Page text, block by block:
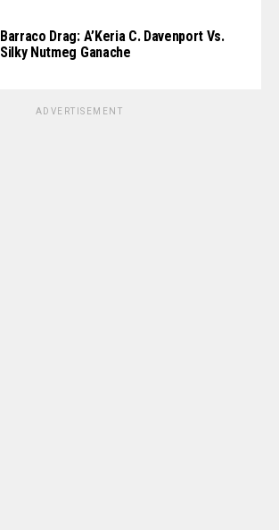
Barraco Drag: A’Keria C. Davenport Vs.
Silky Nutmeg Ganache
ADVERTISEMENT